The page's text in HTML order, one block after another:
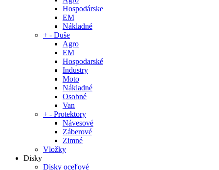
Hospodárske
EM
Nákladné
+ - Duše
Agro
EM
Hospodarské
Industry
Moto
Nákladné
Osobné
Van
+ - Protektory
Návesové
Záberové
Zimné
Vložky
Disky
Disky oceľové